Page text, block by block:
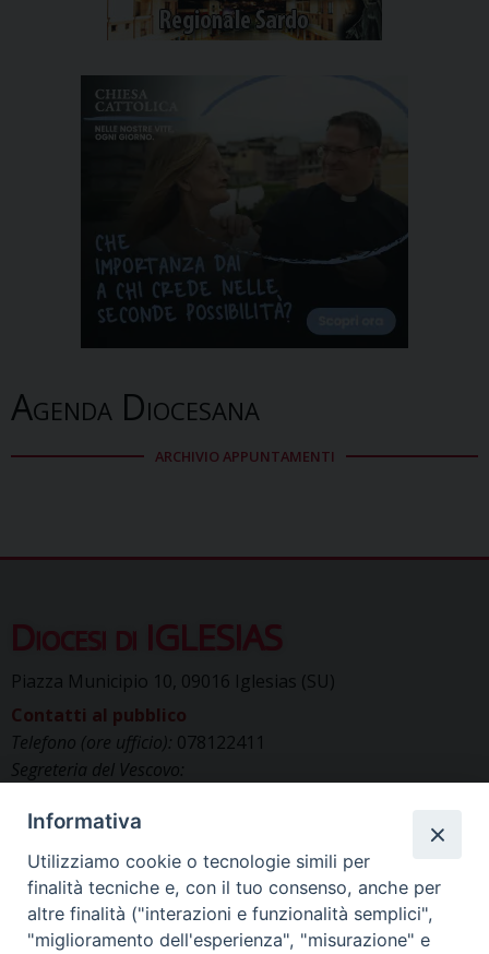
Agenda Diocesana
ARCHIVIO APPUNTAMENTI
Diocesi di IGLESIAS
Piazza Municipio 10, 09016 Iglesias (SU)
Contatti al pubblico
Telefono (ore ufficio): 078122411
Segreteria del Vescovo:
Uffici di Curia:curia_iglesias@libero.it
Cancelleria (richiesta documenti):
canc.curia.iglesias@tiscali.it
Comunicazione & media (ufficio stampa):
ucs.iglesias@gmail.com
Informativa
Utilizziamo cookie o tecnologie simili per
finalità tecniche e, con il tuo consenso, anche per
altre finalità ("interazioni e funzionalità semplici",
"miglioramento dell'esperienza", "misurazione" e